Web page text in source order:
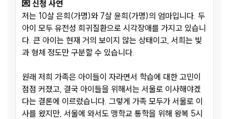
💌 신청 사연
저는 10살 은희 (가명)와 7살 윤희 (가명)의 엄마입니다. 두
아이 모두 유전성 희귀질환으로 시각장애를 가지고 있습니
다. 큰 아이는 현재 거의 보이지 않는 상태이고, 서희는 빛
과 형체 정도만 구분할 수 있습니다.
원래 저희 가족은 아이들이 자라면서 학습에 대한 고민이
점점 커졌고, 결국 아이들을 위해서는 서울로 이사해야겠
다는 결론에 이르렀습니다. 그렇게 가족 모두가 서울로 이
사를 왔지만, 서울에 와서도 맹학교 통학을 위해 왕복 5시